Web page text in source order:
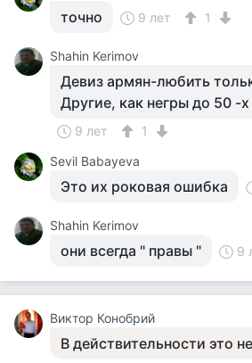
точно 9 лет 1
Shahin Kerimov
Девиз армян-любить
Другие, как негры до 50 -
9 лет
1
Sevil Babayeva
Это их роковая ошибка
Shahin Kerimov
они всегда " правы " 9
Виктор Конобрий
В действительности это